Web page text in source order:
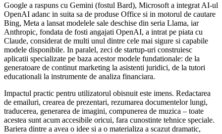
Google a raspuns cu Gemini (fostul Bard), Microsoft a integrat AI-ul
OpenAI adanc in suita sa de produse Office si in motorul de cautare
Bing, Meta a lansat modelele sale deschise din seria Llama, iar
Anthropic, fondata de fosti angajati OpenAI, a intrat pe piata cu
Claude, considerat de multi unul dintre cele mai sigure si capabile
modele disponibile. In paralel, zeci de startup-uri construiesc
aplicatii specializate pe baza acestor modele fundationale: de la
generatoare de continut marketing la asistenti juridici, de la tutori
educationali la instrumente de analiza financiara.
Impactul practic pentru utilizatorul obisnuit este imens. Redactarea
de emailuri, crearea de prezentari, rezumarea documentelor lungi,
traducerea, generarea de imagini, compunerea de muzica – toate
acestea sunt acum accesibile oricui, fara cunostinte tehnice speciale.
Bariera dintre a avea o idee si a o materializa a scazut dramatic,